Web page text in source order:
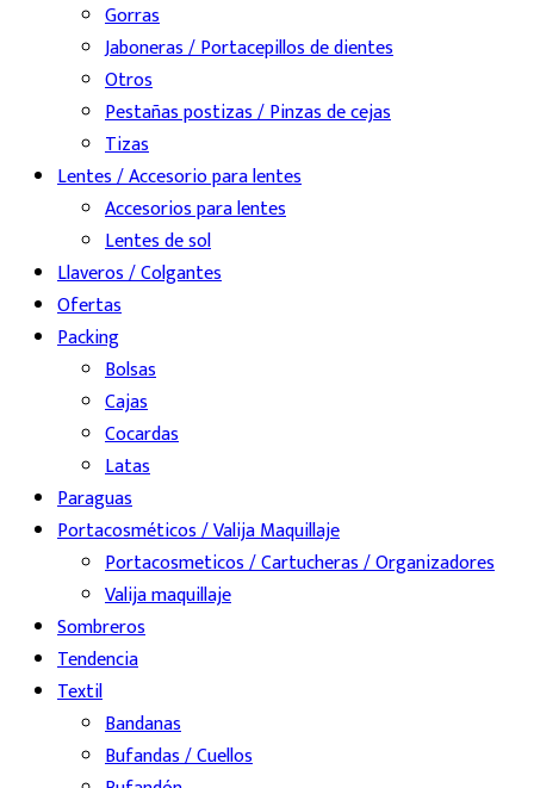
Gorras
Jaboneras / Portacepillos de dientes
Otros
Pestañas postizas / Pinzas de cejas
Tizas
Lentes / Accesorio para lentes
Accesorios para lentes
Lentes de sol
Llaveros / Colgantes
Ofertas
Packing
Bolsas
Cajas
Cocardas
Latas
Paraguas
Portacosméticos / Valija Maquillaje
Portacosmeticos / Cartucheras / Organizadores
Valija maquillaje
Sombreros
Tendencia
Textil
Bandanas
Bufandas / Cuellos